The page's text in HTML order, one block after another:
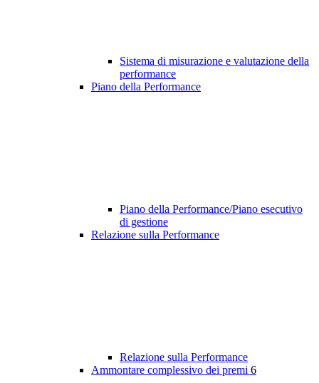
Sistema di misurazione e valutazione della
performance
Piano della Performance
Piano della Performance/Piano esecutivo
di gestione
Relazione sulla Performance
Relazione sulla Performance
Ammontare complessivo dei premi 6